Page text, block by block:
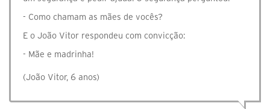
- Como chamam as mães de vocês?
E o João Vitor respondeu com convicção:
- Mãe e madrinha!
(João Vitor, 6 anos)